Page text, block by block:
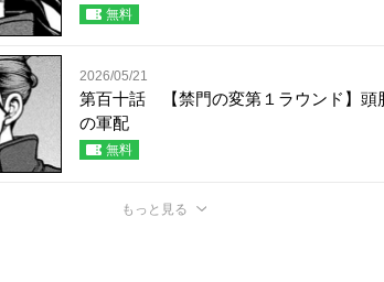
無料
2026/05/21
第百十話 【禁門の変第１ラウンド】頭
の軍配
無料
もっと見る